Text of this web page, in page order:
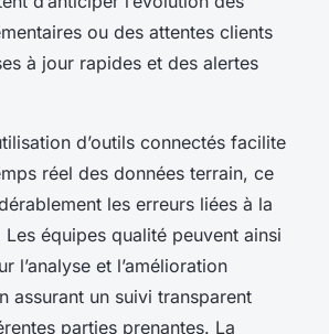
ou des attentes clients
à jour rapides et des alertes
d’outils connectés facilite
réel des données terrain, ce
les erreurs liées à la
Les équipes qualité peuvent ainsi
l’analyse et l’amélioration
assurant un suivi transparent
parties prenantes. La